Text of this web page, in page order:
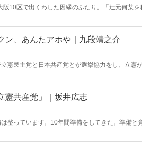
阪10区で出くわした因縁のふたり。「辻元何某
氏は「私は鈴木宗男さんを愛していますよ。好
ン、あんたアホや｜九段靖之介
憲民主党と日本共産党とが選挙協力をし、立憲
共産党は「限定的な閣外からの協力」を行うこ
憲共産党」｜坂井広志
は整っています。10年間準備をしてきた。準備
うなのか。国家観のかけらも見当たらず、政治